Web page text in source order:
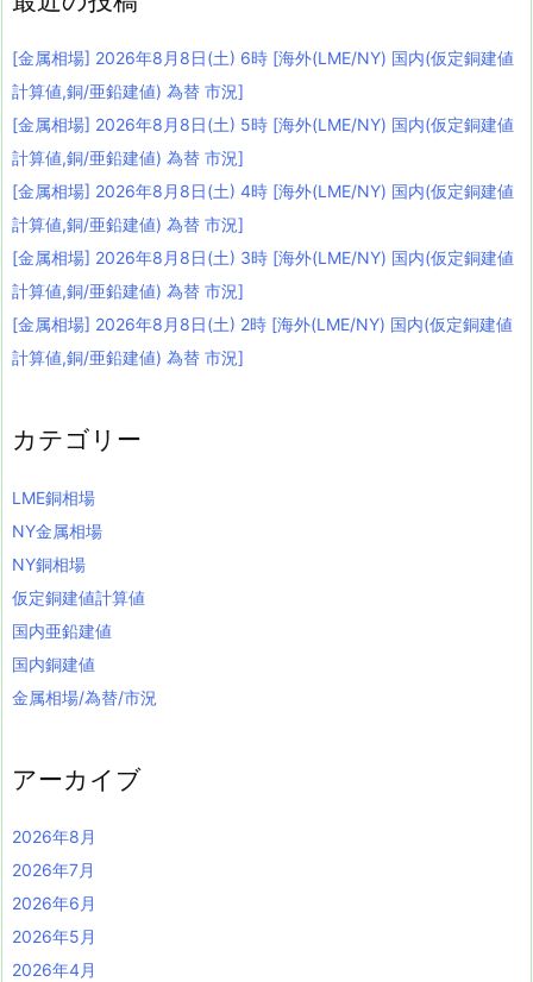
[金属相場] 2026年8月8日(土) 6時 [海外(LME/NY) 国内(仮定銅建値
計算値,銅/亜鉛建値) 為替 市況]
[金属相場] 2026年8月8日(土) 5時 [海外(LME/NY) 国内(仮定銅建値
計算値,銅/亜鉛建値) 為替 市況]
[金属相場] 2026年8月8日(土) 4時 [海外(LME/NY) 国内(仮定銅建値
計算値,銅/亜鉛建値) 為替 市況]
[金属相場] 2026年8月8日(土) 3時 [海外(LME/NY) 国内(仮定銅建値
計算値,銅/亜鉛建値) 為替 市況]
[金属相場] 2026年8月8日(土) 2時 [海外(LME/NY) 国内(仮定銅建値
計算値,銅/亜鉛建値) 為替 市況]
カテゴリー
LME銅相場
NY金属相場
NY銅相場
仮定銅建値計算値
国内亜鉛建値
国内銅建値
金属相場/為替/市況
アーカイブ
2026年8月
2026年7月
2026年6月
2026年5月
2026年4月